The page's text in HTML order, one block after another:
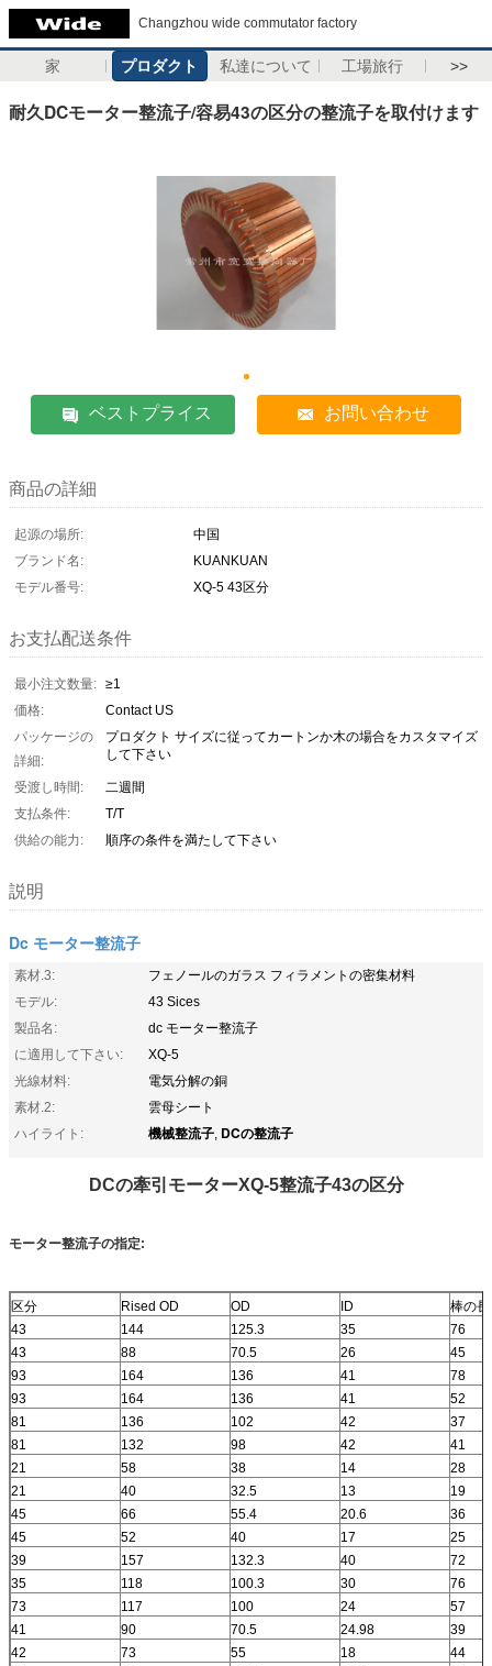
Changzhou wide commutator factory
家 プロダクト 私達について 工場旅行 >>
耐久DCモーター整流子/容易43の区分の整流子を取付けます
ベストプライス お問い合わせ
商品の詳細
起源の場所:
中国
ブランド名:
KUANKUAN
モデル番号:
XQ-5 43区分
お支払配送条件
最小注文数量: ≥1
価格:
Contact US
パッケージの
詳細:
プロダクト サイズに従ってカートンか木の場合をカスタマイズ
して下さい
受渡し時間:
二週間
支払条件:
T/T
供給の能力:
順序の条件を満たして下さい
説明
Dc モーター整流子
素材.3:
フェノールのガラス フィラメントの密集材料
モデル:
43 Sices
製品名:
dc モーター整流子
に適用して下さい:
XQ-5
光線材料:
電気分解の銅
素材.2:
雲母シート
ハイライト:
機械整流子, DCの整流子
DCの牽引モーターXQ-5整流子43の区分
モーター整流子の指定:
区分 Rised OD OD ID
棒の
43
144 125.3 35
76
43
88 70.5 26
45
93
164 136 41
78
93
164 136 41
52
81
136 102 42
37
81
132 98 42
41
21
58 38 14
28
21
40 32.5 13
19
45
66 55.4 20.6
36
45
52 40 17
25
39
157 132.3 40
72
35
118 100.3 30
76
73
117 100 24
57
41
90 70.5 24.98
39
42
73 55 18
44